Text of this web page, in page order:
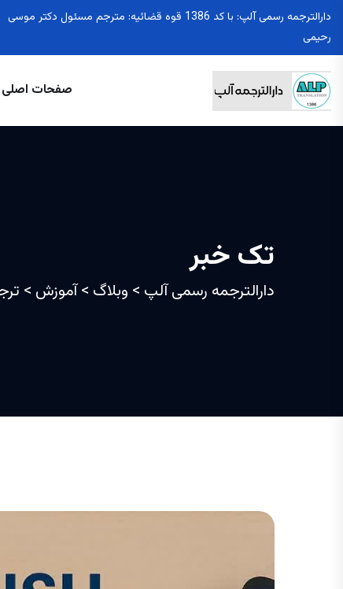
دارالترجمه رسمی آلپ: با کد 1386 قوه قضائیه: مترجم مسئول دکتر موسی
رحیمی
صفحات اصلی
تک خبر
دارالترجمه رسمی آلپ > وبلاگ >آموزش >